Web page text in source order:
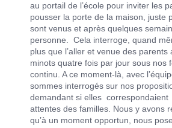
au portail de l’école pour inviter les
pousser la porte de la maison, juste
sont venus et après quelques
personne. Cela interroge, quand
plus que l’aller et venue des parents
minots quatre fois par jour sous nos
continu. A ce moment-là, avec
sommes interrogés sur nos
demandant si elles
attentes des familles. Nous y avons
qu’à un moment opportun, nous